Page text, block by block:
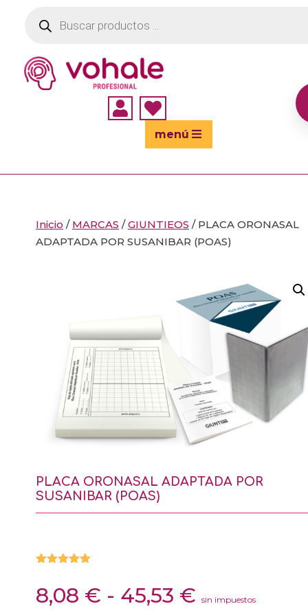
productos
 
menú
Inicio / MARCAS /GIUNTIEOS / PLACA ORONASAL
ADAPTADA POR SUSANIBAR (POAS)
PLACA ORONASAL ADAPTADA POR
SUSANIBAR (POAS)
de 5 en
base a
8,08 € - 45,53 € Rango
sin impuestos